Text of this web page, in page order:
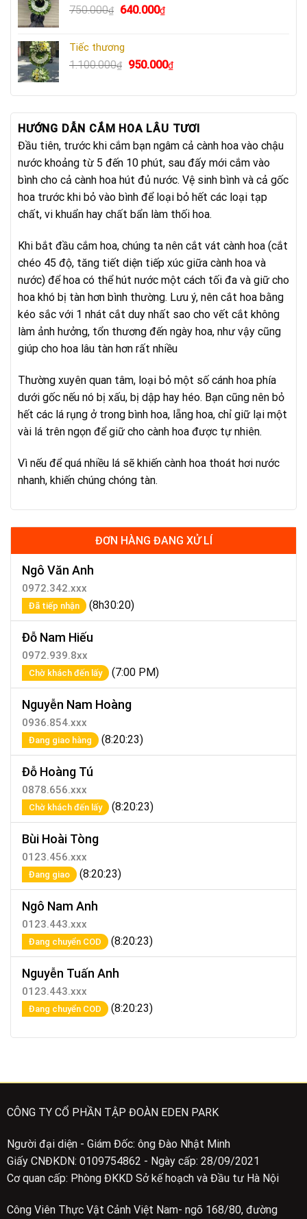
640.000₫.
750.000₫
Giá
750.000₫.
640.000₫Giá
640.000₫.
Tiếc thương
1.100.000₫
Giá
là:
950.000₫Giá
tại
950.000₫.
HƯỚNG DẪN CẮM HOA LÂU TƯƠI
Đầu tiên, trước khi cắm bạn ngâm cả cành hoa vào chậu
nước khoảng từ 5 đến 10 phút, sau đấy mới cắm vào
bình cho cả cành hoa hút đủ nước. Vệ sinh bình và cả gốc
hoa trước khi bỏ vào bình để loại bỏ hết các loại tạp
chất, vi khuẩn hay chất bẩn làm thối hoa.
Khi bắt đầu cắm hoa, chúng ta nên cắt vát cành hoa (cắt
chéo 45 độ, tăng tiết diện tiếp xúc giữa cành hoa và
nước) để hoa có thể hút nước một cách tối đa và giữ cho
hoa khó bị tàn hơn bình thường. Lưu ý, nên cắt hoa bằng
kéo sắc với 1 nhát cắt duy nhất sao cho vết cắt không
làm ảnh hưởng, tổn thương đến ngày hoa, như vậy cũng
giúp cho hoa lâu tàn hơn rất nhiều
Thường xuyên quan tâm, loại bỏ một số cánh hoa phía
dưới gốc nếu nó bị xấu, bị dập hay héo. Bạn cũng nên bỏ
hết các lá rụng ở trong bình hoa, lẵng hoa, chỉ giữ lại một
vài lá trên ngọn để giữ cho cành hoa được tự nhiên.
Vì nếu để quá nhiều lá sẽ khiến cành hoa thoát hơi nước
nhanh, khiến chúng chóng tàn.
ĐƠN HÀNG ĐANG XỬ LÍ
Ngô Văn Anh
0972.342.xxx
Đã tiếp nhận (8h30:20)
Đỗ Nam Hiếu
0972.939.8xx
Chờ khách đến lấy (7:00 PM)
Nguyễn Nam Hoàng
0936.854.xxx
Đang giao hàng (8:20:23)
Đỗ Hoàng Tú
0878.656.xxx
Chờ khách đến lấy (8:20:23)
Bùi Hoài Tòng
0123.456.xxx
Đang giao (8:20:23)
Ngô Nam Anh
0123.443.xxx
Đang chuyển COD (8:20:23)
Nguyễn Tuấn Anh
0123.443.xxx
Đang chuyển COD (8:20:23)
CÔNG TY CỔ PHẦN TẬP ĐOÀN EDEN PARK
Người đại diện - Giám Đốc: ông Đào Nhật Minh
Giấy CNĐKDN: 0109754862 - Ngày cấp: 28/09/2021
Cơ quan cấp: Phòng ĐKKD Sở kế hoạch và Đầu tư Hà Nội
Công Viên Thực Vật Cảnh Việt Nam- ngõ 168/80, đường